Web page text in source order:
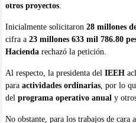
otros proyectos.
Inicialmente solicitaron 28 millones
cifra a 23 millones 633 mil 786.80
Haciendarechazó la petición.
Al respecto, la presidenta del IEEH
para actividades ordinarias, por lo
del programa operativo anual y
No obstante, para los trabajos de cara